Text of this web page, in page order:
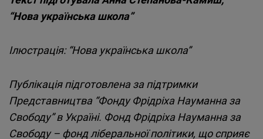
“Нова українська школа”
Ілюстрація: “Нова українська школа”
Публікація підготовлена за підтримки
Представництва “Фонду Фрідріха Науманна за
Свободу” в Україні. Фонд Фрідріха Науманна за
Свободу – фонд ліберальної політики, що сприяє